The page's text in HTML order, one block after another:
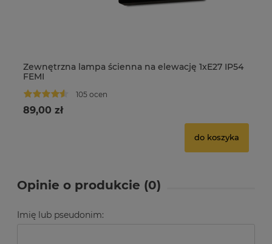
Zewnętrzna lampa ścienna na elewację 1xE27 IP54
FEMI
105 ocen
89,00 zł
do koszyka
Opinie o produkcie (0)
Imię lub pseudonim: